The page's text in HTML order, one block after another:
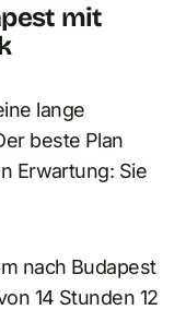
mit
lange
beste Plan
Erwartung: Sie
nach Budapest
14 Stunden 12